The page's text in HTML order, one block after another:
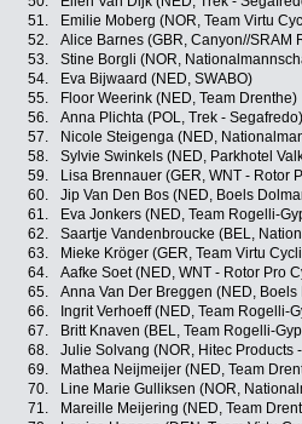
51.
Emilie Moberg (NOR, Team Virtu
52.
Alice Barnes (GBR, Canyon//SRAM
53.
Stine Borgli (NOR,
54.
Eva Bijwaard (NED, SWABO)
55.
Floor Weerink (NED, Team Drenthe)
56.
Anna Plichta (POL, Trek - Segafredo)
57.
Nicole Steigenga (NED,
58.
Sylvie Swinkels (NED, Parkhotel
59.
Lisa Brennauer (GER, WNT - Rotor
60.
Jip Van Den Bos (NED, Boels
61.
Eva Jonkers (NED, Team Rogelli-
62.
Saartje Vandenbroucke (BEL,
63.
Mieke Kröger (GER, Team Virtu
64.
Aafke Soet (NED, WNT - Rotor Pro
65.
Anna Van Der Breggen (NED,
66.
Ingrit Verhoeff (NED, Team Rogelli-
67.
Britt Knaven (BEL, Team Rogelli-
68.
Julie Solvang (NOR, Hitec Products
69.
Mathea Neijmeijer (NED, Team
70.
Line Marie Gulliksen (NOR,
71.
Mareille Meijering (NED, Team